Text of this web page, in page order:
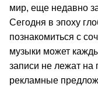
мир, еще недавно
Сегодня в эпоху
познакомиться с
музыки может
записи не лежат на
рекламные